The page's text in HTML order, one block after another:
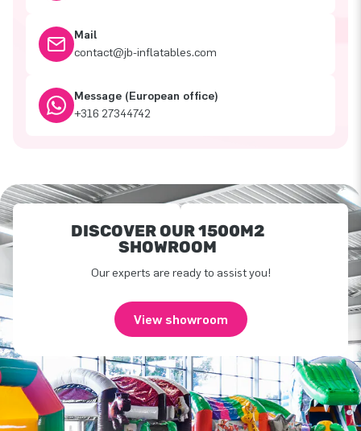
Mail
contact@jb-inflatables.com
Message (European office)
+316 27344742
DISCOVER OUR 1500M2
SHOWROOM
Our experts are ready to assist you!
View showroom